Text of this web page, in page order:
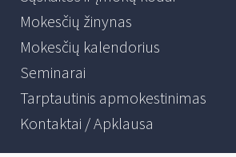
Mokesčių žinynas
Mokesčių kalendorius
Seminarai
Tarptautinis apmokestinimas
Kontaktai / Apklausa